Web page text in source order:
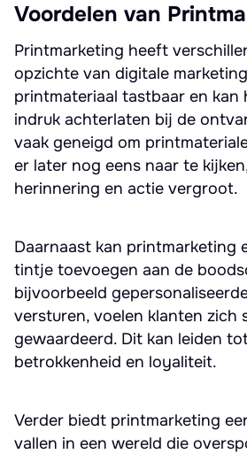
Voordelen van
Printmarketing heeft
opzichte van digitale
printmateriaal tastbaar en kan
indruk achterlaten bij de
vaak geneigd om
er later nog eens naar te
herinnering en actie vergroot.
Daarnaast kan printmarketing
tintje toevoegen aan de
bijvoorbeeld
versturen, voelen klanten zich
gewaardeerd. Dit kan leiden
betrokkenheid en loyaliteit.
Verder biedt printmarketing
vallen in een wereld die